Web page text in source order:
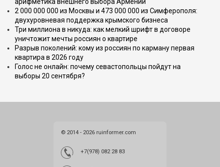
2 000 000 000 из Москвы и 473 000 000 из Симферополя:
двухуровневая поддержка крымского бизнеса
Три миллиона в никуда: как мелкий шрифт в договоре
уничтожит мечты россиян о квартире
Разрыв поколений: кому из россиян по карману первая
квартира в 2026 году
Голос не онлайн: почему севастопольцы пойдут на
выборы 20 сентября?
© 2014 - 2026 ruinformer.com
+7(978) 082 28 83